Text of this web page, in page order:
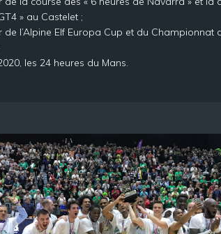
» au Castelet ;
de l’Alpine Elf Europa Cup et du Championnat
les 24 heures du Mans.